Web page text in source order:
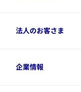
資料請求
変額保険各種情報
ご契約者さまトップ
デジタル約款
法人のお客さま
法人のお客さまトップ
企業情報